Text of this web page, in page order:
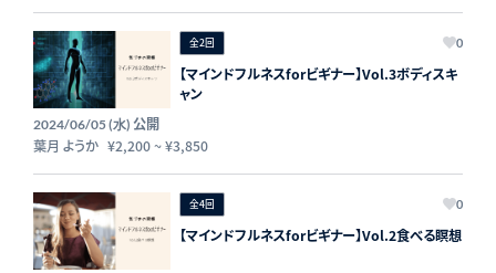
全2回 0
【マインドフルネスforビギナー】Vol.3ボディスキ
ャン
2024/06/05 (水) 公開
葉月 ようか ¥2,200~¥3,850
全4回 0
【マインドフルネスforビギナー】Vol.2食べる瞑想